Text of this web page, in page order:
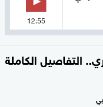
12:55
التفاصيل الكاملة